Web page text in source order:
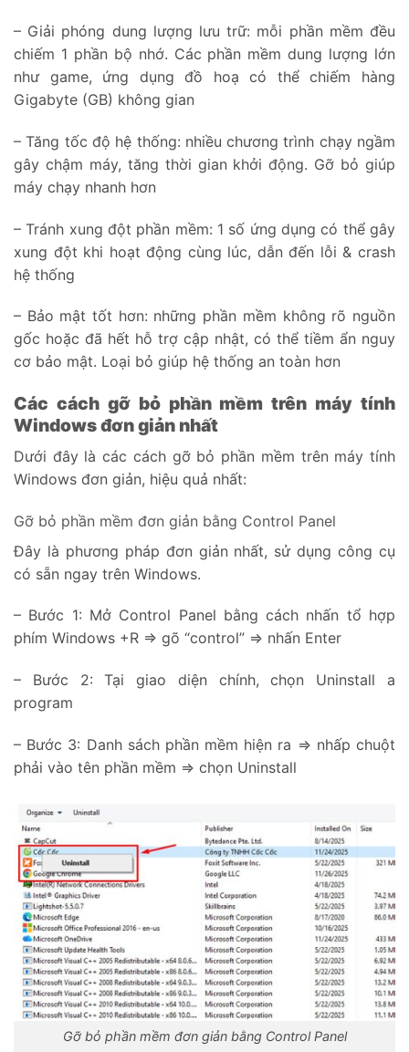
– Giải phóng dung lượng lưu trữ: mỗi phần mềm đều
chiếm 1 phần bộ nhớ. Các phần mềm dung lượng lớn
như game, ứng dụng đồ hoạ có thể chiếm hàng
Gigabyte (GB) không gian
– Tăng tốc độ hệ thống: nhiều chương trình chạy ngầm
gây chậm máy, tăng thời gian khởi động. Gỡ bỏ giúp
máy chạy nhanh hơn
– Tránh xung đột phần mềm: 1 số ứng dụng có thể gây
xung đột khi hoạt động cùng lúc, dẫn đến lỗi & crash
hệ thống
– Bảo mật tốt hơn: những phần mềm không rõ nguồn
gốc hoặc đã hết hỗ trợ cập nhật, có thể tiềm ẩn nguy
cơ bảo mật. Loại bỏ giúp hệ thống an toàn hơn
Các cách gỡ bỏ phần mềm trên máy tính
Windows đơn giản nhất
Dưới đây là các cách gỡ bỏ phần mềm trên máy tính
Windows đơn giản, hiệu quả nhất:
Gỡ bỏ phần mềm đơn giản bằng Control Panel
Đây là phương pháp đơn giản nhất, sử dụng công cụ
có sẵn ngay trên Windows.
– Bước 1: Mở Control Panel bằng cách nhấn tổ hợp
phím Windows +R => gõ “control” => nhấn Enter
– Bước 2: Tại giao diện chính, chọn Uninstall a
program
– Bước 3: Danh sách phần mềm hiện ra => nhấp chuột
phải vào tên phần mềm => chọn Uninstall
Gỡ bỏ phần mềm đơn giản bằng Control Panel